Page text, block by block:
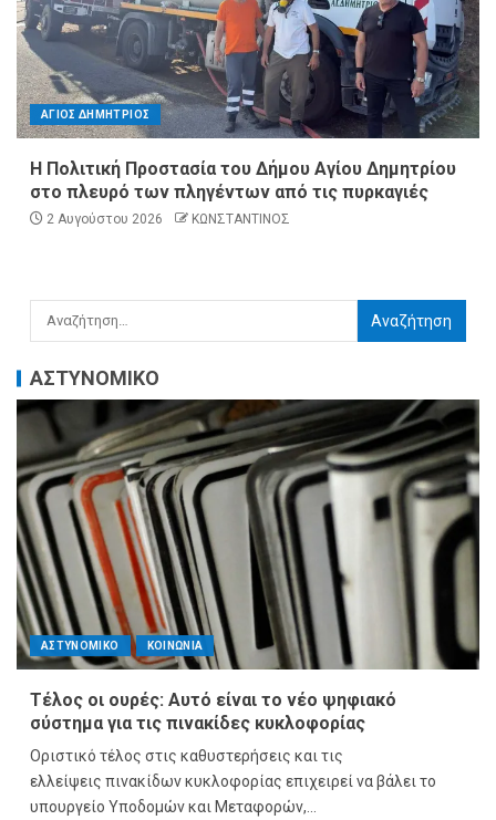
ΑΓΙΟΣ ΔΗΜΗΤΡΙΟΣ
Η Πολιτική Προστασία του Δήμου Αγίου Δημητρίου
στο πλευρό των πληγέντων από τις πυρκαγιές
2 Αυγούστου 2026 ΚΩΝΣΤΑΝΤΙΝΟΣ
ΑΣΤΥΝΟΜΙΚΟ
ΑΣΤΥΝΟΜΙΚΟ ΚΟΙΝΩΝΙΑ
Τέλος οι ουρές: Αυτό είναι το νέο ψηφιακό
σύστημα για τις πινακίδες κυκλοφορίας
Οριστικό τέλος στις καθυστερήσεις και τις
ελλείψεις πινακίδων κυκλοφορίας επιχειρεί να βάλει το
υπουργείο Υποδομών και Μεταφορών,...